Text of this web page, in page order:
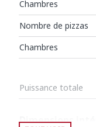
Chambres
Nombre de pizzas
Chambres
Puissance totale
Dimensions